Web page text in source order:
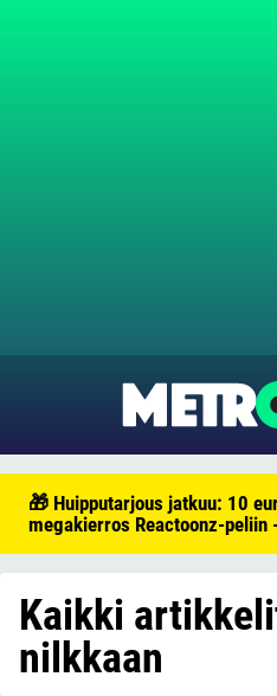
🎁 Huipputarjous jatkuu: 10
megakierros Reactoonz-peliin
Kaikki
nilkkaan